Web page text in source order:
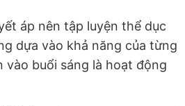
áp nên tập luyện thể dục
dựa vào khả năng của từng
vào buổi sáng là hoạt động